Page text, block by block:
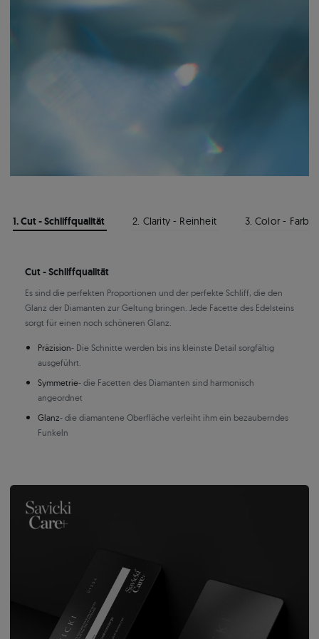
1. Cut - Schliffqualität 2. Clarity - Reinheit 3. Color - Farbe
Cut - Schliffqualität
Es sind die perfekten Proportionen und der perfekte Schliff, die den
Glanz der Diamanten zur Geltung bringen. Jede Facette des Edelsteins
sorgt für einen noch schöneren Glanz.
Präzision- Die Schnitte werden bis ins kleinste Detail sorgfältig
ausgeführt.
Symmetrie- die Facetten des Diamanten sind harmonisch
angeordnet
Glanz- die diamantene Oberfläche verleiht ihm ein bezauberndes
Funkeln